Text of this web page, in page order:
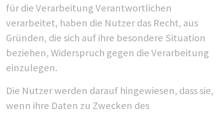
für die Verarbeitung Verantwortlichen
verarbeitet, haben die Nutzer das Recht, aus
Gründen, die sich auf ihre besondere Situation
beziehen, Widerspruch gegen die Verarbeitung
einzulegen.
Die Nutzer werden darauf hingewiesen, dass sie,
wenn ihre Daten zu Zwecken des